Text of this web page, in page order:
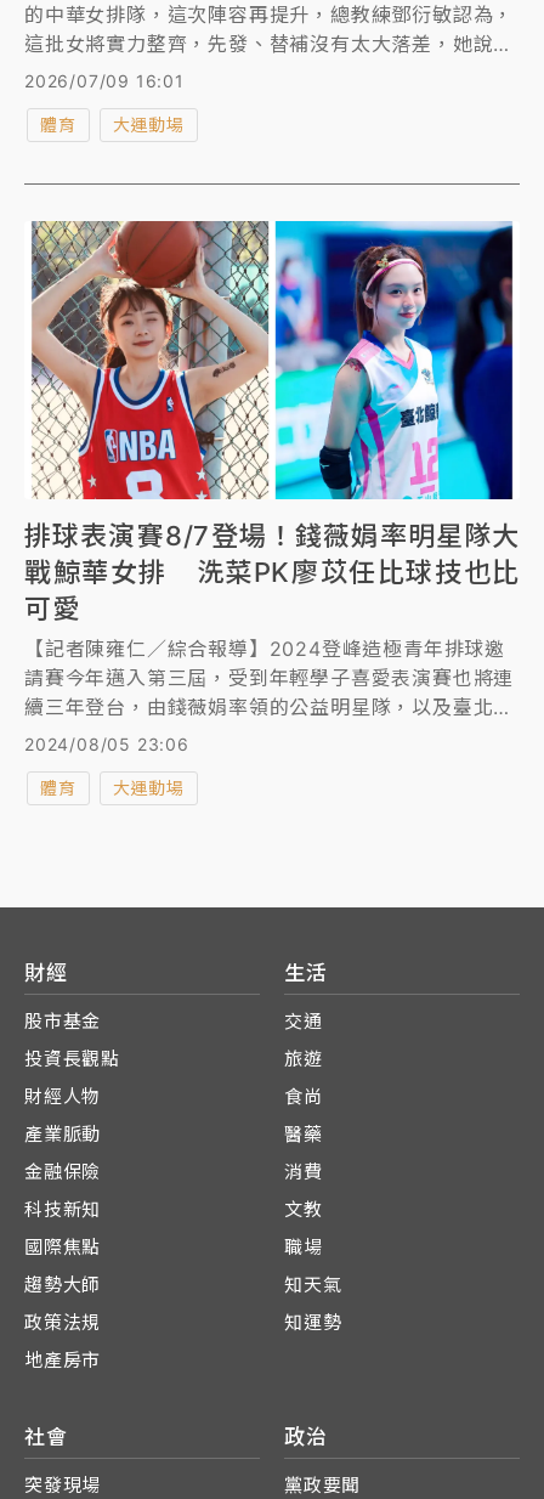
的中華女排隊，這次陣容再提升，總教練鄧衍敏認為，
這批女將實力整齊，先發、替補沒有太大落差，她說：
「這次大家都很有共識，都想要衝進頒獎台上面。」
2026/07/09 16:01
體育 大運動場
排球表演賽8/7登場！錢薇娟率明星隊大
戰鯨華女排 洗菜PK廖苡任比球技也比
可愛
【記者陳雍仁／綜合報導】2024登峰造極青年排球邀
請賽今年邁入第三屆，受到年輕學子喜愛表演賽也將連
續三年登台，由錢薇娟率領的公益明星隊，以及臺北鯨
華女排隊，將於7日下午1時開打。
2024/08/05 23:06
體育 大運動場
財經
股市基金
投資長觀點
財經人物
產業脈動
金融保險
科技新知
國際焦點
趨勢大師
政策法規
地產房市
生活
交通
旅遊
食尚
醫藥
消費
文教
職場
知天氣
知運勢
社會
突發現場
政治
黨政要聞